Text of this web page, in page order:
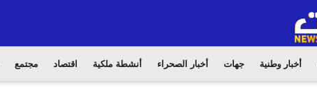
أخبار وطنية جهات أخبار الصحراء أنشطة ملكية اقتصاد مجتمع